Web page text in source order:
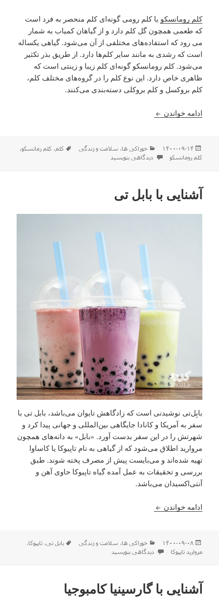
کلم رومانسکو یا کلم رومی گونه‌ای کلم منحصر به ‌فرد است
که طعمی همچون گل کلم دارد و از گیاهان کمیاب به شمار
می رود که استفاده‌های مختلفی از آن می‌شود. گیاهی یکساله
است که رشدی به مانند سایر کلم‌ها دارد. از طریق بذر تکثیر
می‌شود. کلم رومانسکو گونه‌ای کلم زیبا و زینتی است که
ظاهری خاص دارد. این نوع کلم را در گروه‌های مختلف کلم،
کلم بروکسل و کلم بروکلی دسته‌بندی می‌کنند.
ادامه خواندن آشنایی با کلم رومانسکو
ارسال
شده
۱۴۰۰-۰۹-۱۴ دسته‌ها
خوراکی ها، سلامت و زندگی برچسب‌ها
کلم، کلم رمانسکو،
کلم رومانسکو
برای آشنایی با کلم رومانسکو
دیدگاهی بنویسید
آشنایی با بابل تی
بابِل‌تی نوشیدنی است که زادگاهش تایوان می‌باشد، بابل تی با
سفر به آمریکا و کانادا جایگاهی بین‌المللی و جهانی پیدا کرد و
شهرتش را در این سفر بدست آورد. «بابل» به دانه‌های همچون
مروارید اطلاق می‌شود که از گیاهی به نام تاپیوکا یا کاساوا
تهیه شده‌اند و می‌بایست پیش از مصرف پخته شوند. طبق
بررسی و تحقیقات به عمل آمده گیاه تاپیوکا حاوی آهن و
آنتی‌اکسیدان می‌باشد.
ادامه خواندن آشنایی با بابل تی
ارسال
شده
۱۴۰۰-۰۹-۰۸ دسته‌ها
خوراکی ها، سلامت و زندگی برچسب‌ها
بابل تی،تاپیوکا،
مروارید تاپیوکا
برای آشنایی با بابل تی
دیدگاهی بنویسید
آشنایی با گارسینیا کامبوجیا